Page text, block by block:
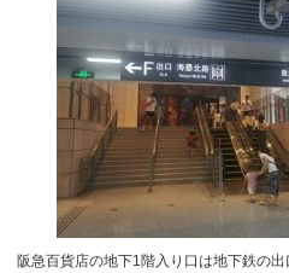
阪急百貨店の地下1階入り口は地下鉄の出